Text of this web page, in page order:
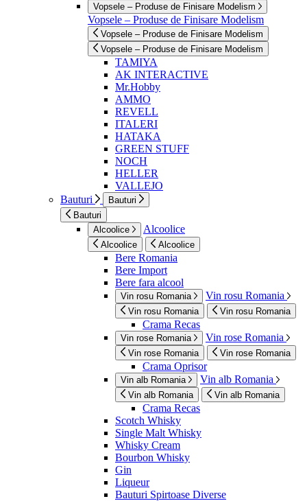
Vopsele – Produse de Finisare Modelism
Vopsele – Produse de Finisare Modelism
Vopsele – Produse de Finisare Modelism
Vopsele – Produse de Finisare Modelism
TAMIYA
AK INTERACTIVE
Mr.Hobby
AMMO
REVELL
ITALERI
HATAKA
GREEN STUFF
NOCH
HELLER
VALLEJO
Bauturi
Bauturi
Bauturi
Alcoolice
Alcoolice
Alcoolice Alcoolice
Bere Romania
Bere Import
Bere fara alcool
Vin rosu Romania Vin rosu Romania
Vin rosu Romania Vin rosu Romania
Crama Recas
Vin rose Romania Vin rose Romania
Vin rose Romania Vin rose Romania
Crama Oprisor
Vin alb Romania Vin alb Romania
Vin alb Romania Vin alb Romania
Crama Recas
Scotch Whisky
Single Malt Whisky
Whisky Cream
Bourbon Whisky
Gin
Liqueur
Bauturi Spirtoase Diverse